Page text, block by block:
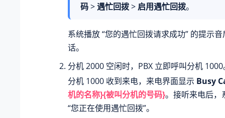
码>遇忙回拨> 启用遇忙回拨。
系统播放 “您的遇忙回拨请求成功” 的提示
话。
分机 2000 空闲时，PBX 立即呼叫分机
分机 1000 收到来电，来电界面显示 Busy
机的名称}{被叫分机的号码}。接听来电后，
“您正在使用遇忙回拨”。